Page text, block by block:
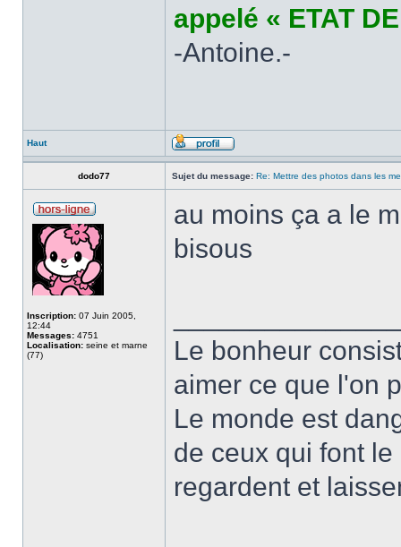
appelé « ETAT
-Antoine.-
Haut
dodo77 Sujet du message: Re: Mettre des photos dans les
Inscription: 07 Juin 2005,
12:44
Messages: 4751
Localisation: seine et marne
(77)
au moins ça a le
bisous
Le bonheur
aimer ce que l'on
Le monde est
de ceux qui font
regardent et